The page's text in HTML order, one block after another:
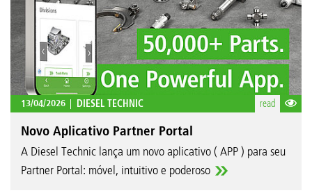
13/04/2026 DIESEL TECHNIC read
Novo Aplicativo Partner Portal
A Diesel Technic lança um novo aplicativo ( APP ) para seu
Partner Portal: móvel, intuitivo e poderoso